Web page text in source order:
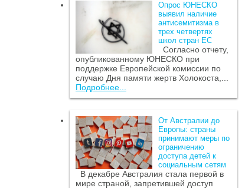
Опрос ЮНЕСКО
выявил наличие
антисемитизма в
трех четвертях
школ стран ЕС
Согласно отчету,
опубликованному ЮНЕСКО при
поддержке Европейской комиссии по
случаю Дня памяти жертв Холокоста,...
Подробнее...
От Австралии до
Европы: страны
принимают меры по
ограничению
доступа детей к
социальным сетям
В декабре Австралия стала первой в
мире страной, запретившей доступ